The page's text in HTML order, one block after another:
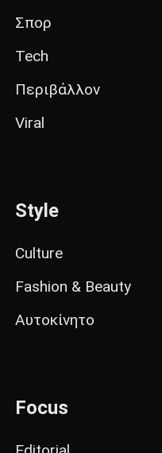
Σπορ
Tech
Περιβάλλον
Viral
Style
Culture
Fashion & Beauty
Αυτοκίνητο
Focus